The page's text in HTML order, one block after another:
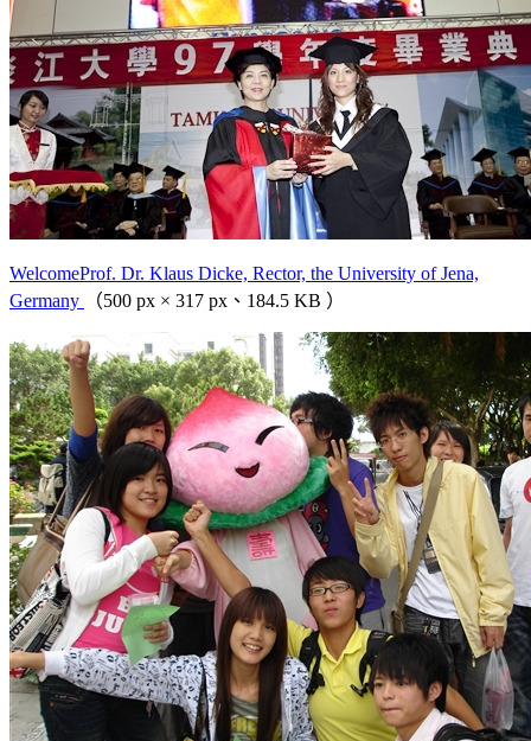
WelcomeProf. Dr. Klaus Dicke, Rector, the University of Jena,
Germany
（500 px × 317 px、184.5 KB ）